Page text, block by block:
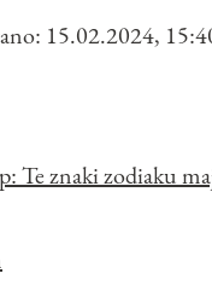
15.02.2024,
Te znaki zodiaku